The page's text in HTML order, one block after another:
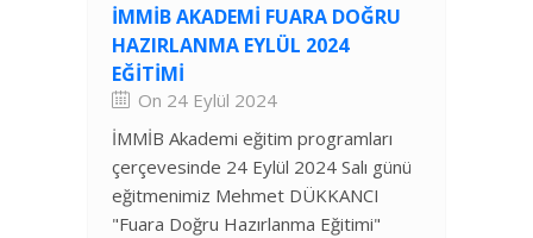
İMMİB AKADEMI FUARA DOĞRU
HAZIRLANMA EYLÜL 2024
EĞITIMI
On 24 Eylül 2024
İMMİB Akademi eğitim programları
çerçevesinde 24 Eylül 2024 Salı günü
eğitmenimiz Mehmet DÜKKANCI
"Fuara Doğru Hazırlanma Eğitimi"